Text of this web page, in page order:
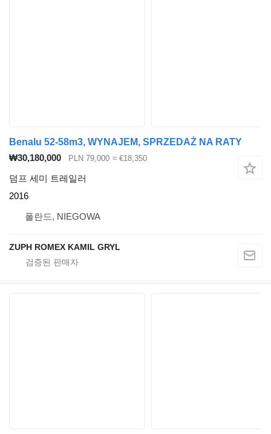
Benalu 52-58m3, WYNAJEM, SPRZEDAŻ NA RATY
₩30,180,000
PLN 79,000 ≈ €18,350
덤프 세미 트레일러
2016
폴란드, NIEGOWA
ZUPH ROMEX KAMIL GRYL